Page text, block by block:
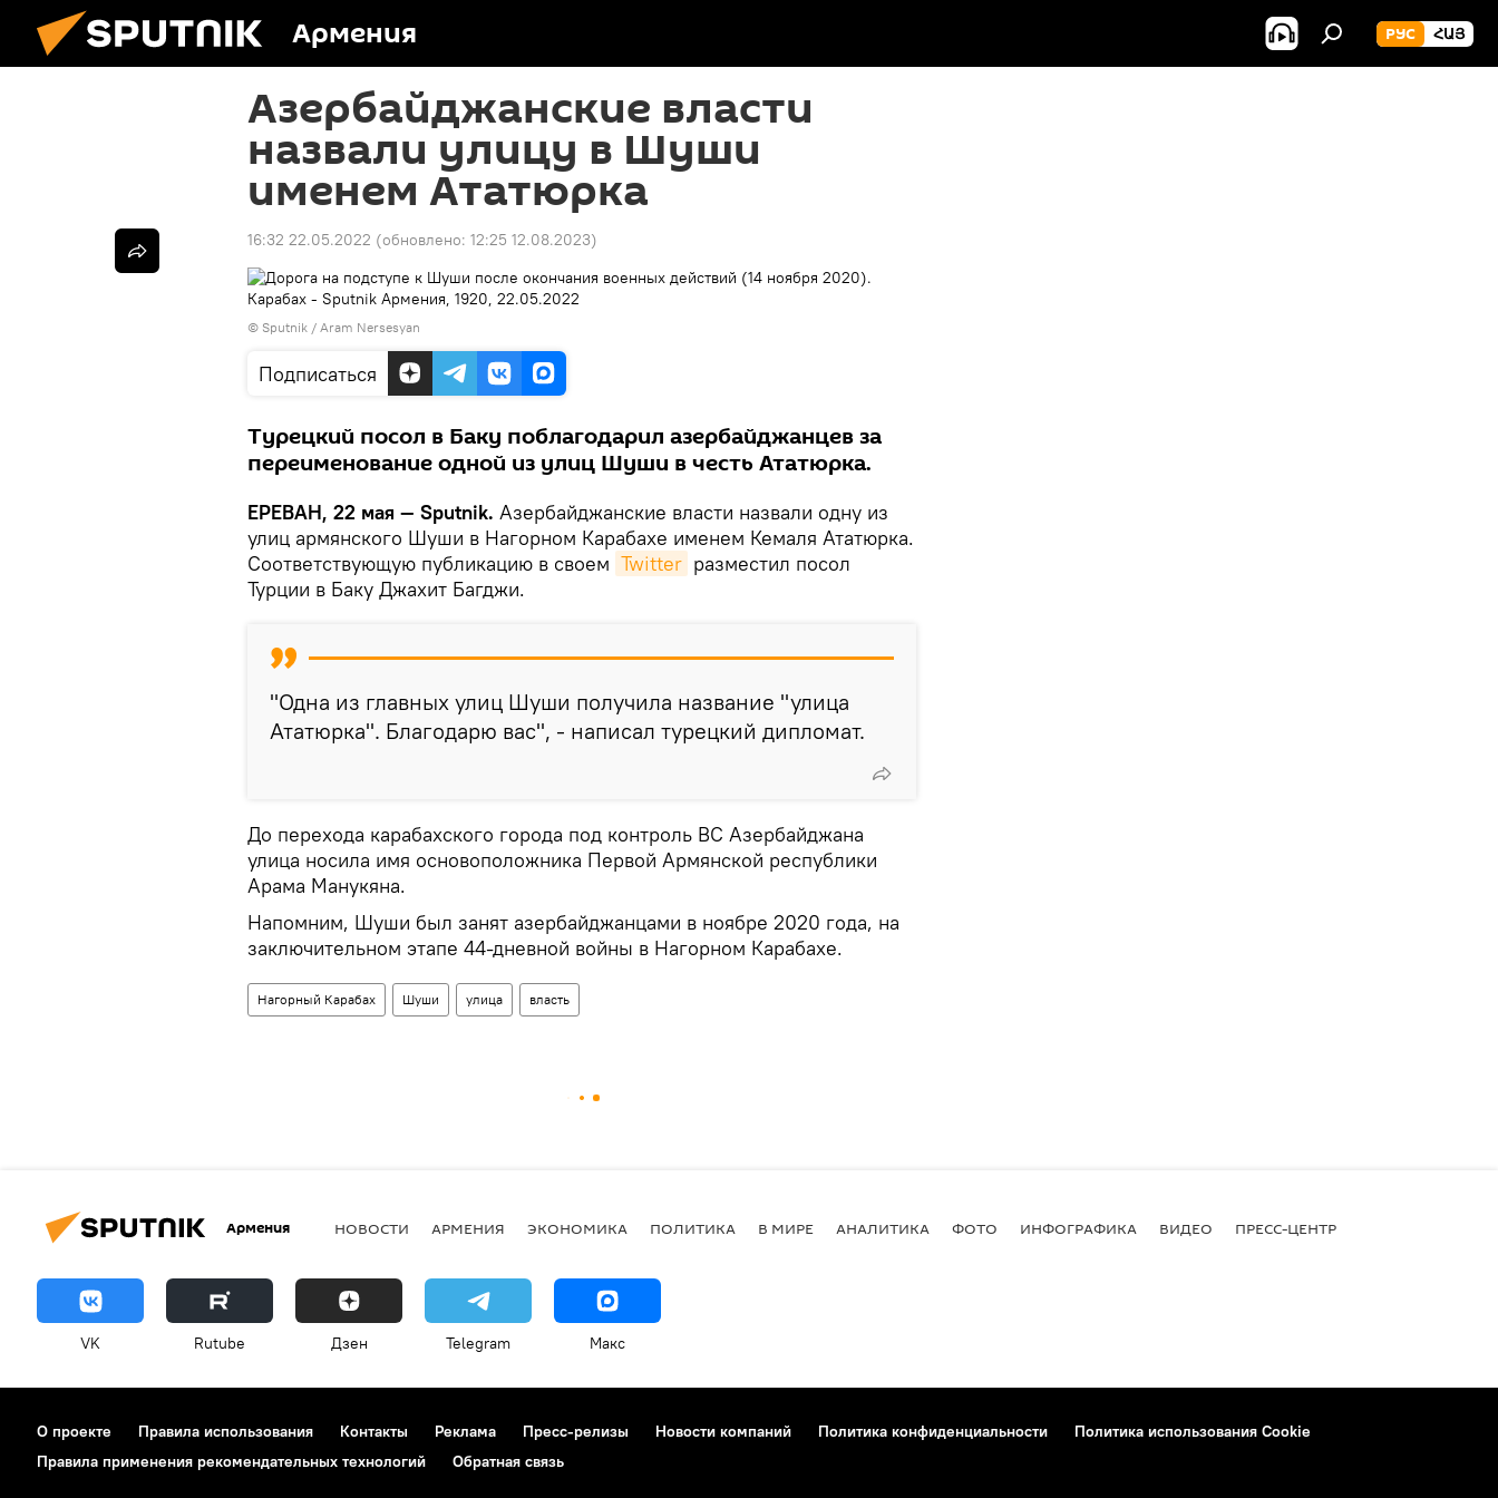
Армения РУС ՀԱՅ
Азербайджанские власти
назвали улицу в Шуши
именем Ататюрка
16:32 22.05.2022 (обновлено: 12:25 12.08.2023)
© Sputnik / Aram Nersesyan
Подписаться
Турецкий посол в Баку поблагодарил азербайджанцев за
переименование одной из улиц Шуши в честь Ататюрка.
ЕРЕВАН, 22 мая — Sputnik. Азербайджанские власти назвали одну из
улиц армянского Шуши в Нагорном Карабахе именем Кемаля Ататюрка.
Соответствующую публикацию в своем Twitter разместил посол
Турции в Баку Джахит Багджи.
"Одна из главных улиц Шуши получила название "улица
Ататюрка". Благодарю вас", - написал турецкий дипломат.
До перехода карабахского города под контроль ВС Азербайджана
улица носила имя основоположника Первой Армянской республики
Арама Манукяна.
Напомним, Шуши был занят азербайджанцами в ноябре 2020 года, на
заключительном этапе 44-дневной войны в Нагорном Карабахе.
Нагорный Карабах Шуши улица власть
Армения НОВОСТИ АРМЕНИЯ ЭКОНОМИКА ПОЛИТИКА В МИРЕ АНАЛИТИКА ФОТО ИНФОГРАФИКА ВИДЕО ПРЕСС-ЦЕНТР
VK Rutube Дзен Telegram Макс
О проекте Правила использования Контакты Реклама Пресс-релизы Новости компаний Политика конфиденциальности
Политика использования Cookie
Правила применения рекомендательных технологий
Обратная связь